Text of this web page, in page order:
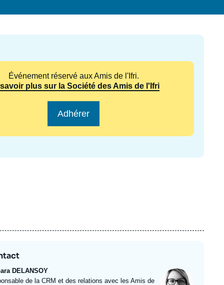
- Défense
Événement réservé aux Amis de l'Ifri.
savoir plus sur la Société des Amis de l'Ifri
Adhérer
DELANSOY
de la CRM et des relations avec les Amis de
Photo